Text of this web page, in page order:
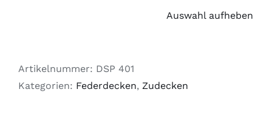
Auswahl aufheben
Artikelnummer: DSP 401
Kategorien: Federdecken, Zudecken